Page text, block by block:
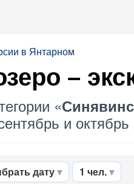
в Янтарном
–
«
и октябрь
дату 1 чел.